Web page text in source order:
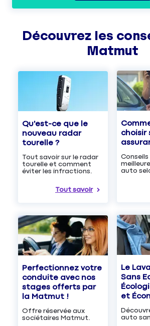
Découvrez les
Matmut
Qu'est-ce que le
nouveau radar
tourelle ?
Tout savoir sur le radar
tourelle et comment
éviter les infractions.
Tout savoir
choisir
auto
Perfectionnez votre
conduite avec nos
stages offerts par
la Matmut !
Offre réservée aux
sociétaires Matmut.
Le
Sans
et
auto